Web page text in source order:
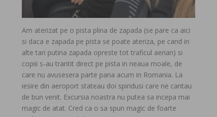
Am aterizat pe o pista plina de zapada (se pare ca aici
si daca e zapada pe pista se poate ateriza, pe cand in
alte tari putina zapada opreste tot traficul aerian) si
copiii s-au trantit direct pe pista in neaua moale, de
care nu avusesera parte pana acum in Romania. La
iesire din aeroport stateau doi spiridusi care ne cantau
de bun venit. Excursia noastra nu putea sa incepa mai
magic de atat. Cred ca o sa spun magic de foarte